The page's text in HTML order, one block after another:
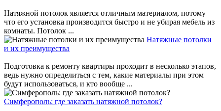
Натяжной потолок является отличным материалом, потому
что его установка производится быстро и не убирая мебель из
комнаты. Потолок ...
Натяжные потолки
и их преимущества
Подготовка к ремонту квартиры проходит в несколько этапов,
ведь нужно определиться с тем, какие материалы при этом
будут использоваться, и кто вообще ...
Симферополь: где заказать натяжной потолок?